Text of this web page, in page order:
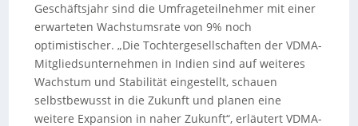
Geschäftsjahr sind die Umfrageteilnehmer mit einer
erwarteten Wachstumsrate von 9% noch
optimistischer. „Die Tochtergesellschaften der VDMA-
Mitgliedsunternehmen in Indien sind auf weiteres
Wachstum und Stabilität eingestellt, schauen
selbstbewusst in die Zukunft und planen eine
weitere Expansion in naher Zukunft“, erläutert VDMA-